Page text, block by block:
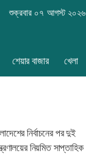
শুক্রবার ০৭ আগস্ট ২০২৬
শেয়ার বাজার খেলা
নির্বাচনের পর দুই
নিয়মিত সাপ্তাহিক